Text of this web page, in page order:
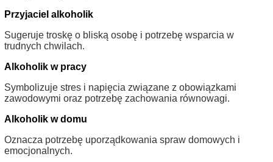
Przyjaciel alkoholik
Sugeruje troskę o bliską osobę i potrzebę wsparcia w
trudnych chwilach.
Alkoholik w pracy
Symbolizuje stres i napięcia związane z obowiązkami
zawodowymi oraz potrzebę zachowania równowagi.
Alkoholik w domu
Oznacza potrzebę uporządkowania spraw domowych i
emocjonalnych.